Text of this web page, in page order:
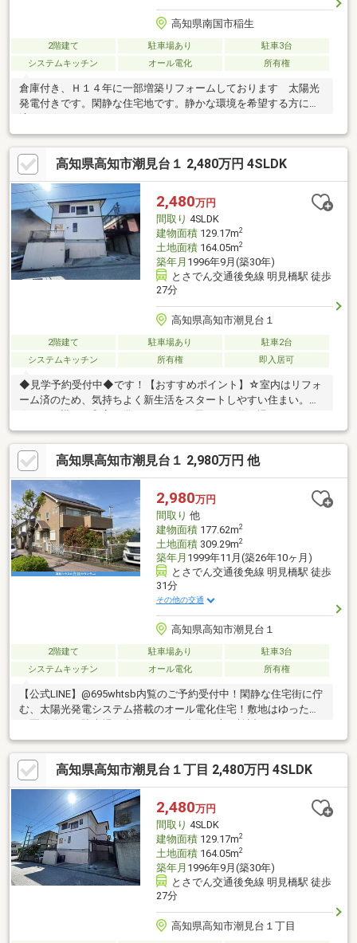
高知県南国市稲生
2階建て 駐車場あり
駐車3台
システムキッチン
オール電化 所有権
倉庫付き、Ｈ１４年に一部増築リフォームしております 太陽光
発電付きです。閑静な住宅地です。静かな環境を希望する方に最
高知県高知市潮見台１ 2,480万円 4SLDK
2,480万円
間取り 4SLDK
建物面積129.17m2
土地面積164.05m2
築年月 1996年9月(築30年)
とさでん交通後免線 明見橋駅 徒歩
27分
高知県高知市潮見台１
2階建て 駐車場あり
駐車2台
システムキッチン
所有権 即入居可
◆見学予約受付中◆です！【おすすめポイント】☆室内はリフォ
ーム済のため、気持ちよく新生活をスタートしやすい住まい。
☆LDKの横には和室を備えており、お子さまの遊び場やくつろぎ
スペース、来客時などにも使いやすい間取り。☆全居室6帖以上
の広さがあり、家族それぞれのお部屋もしっかり確保しやすいの
も魅力です。☆お庭スペースは、ガーデニングや家庭菜園、アウ
トドア時間などライフスタイルに合わせて自由に楽しめます。☆
収納に便利な納戸を備えた4SLDKで、暮らしやすさとゆとりを感
じられるお家です。【周辺環境】・介良潮見台小学校180ｍ（徒
歩約3分）・介良中学校2300ｍ（徒歩約33分）
高知県高知市潮見台１ 2,980万円 他
2,980万円
間取り 他
建物面積177.62m2
土地面積309.29m2
築年月 1999年11月(築26年10ヶ月)
とさでん交通後免線 明見橋駅 徒歩
31分
その他の交通
高知県高知市潮見台１
2階建て 駐車場あり
駐車3台
システムキッチン
オール電化 所有権
【公式LINE】@695whtsb内覧のご予約受付中！閑静な住宅街に佇
む、太陽光発電システム搭載のオール電化住宅！敷地はゆったり
圧倒的な部屋数と広さ●２世帯居住可能な設備●２６．１帖の広大
なＬＤＫ●豊富な収納スペース●効率的な家事動線などなど、おす
すめポイントたっぷりのお家です！！ぜひぜひ新しいお家で新生
活を迎えませんか？
高知県高知市潮見台１丁目 2,480万円 4SLDK
2,480万円
間取り 4SLDK
建物面積129.17m2
土地面積164.05m2
築年月 1996年9月(築30年)
とさでん交通後免線 明見橋駅 徒歩
27分
高知県高知市潮見台１丁目